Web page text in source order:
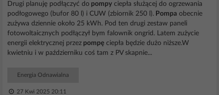
Drugi planuję podłączyć do pompy ciepła służącej do ogrzewania
podłogowego (bufor 80 l) i CUW (zbiornik 250 l). Pompa obecnie
zużywa dziennie około 25 kWh. Pod ten drugi zestaw paneli
fotowoltaicznych podłączył bym falownik ongrid. Latem zużycie
energii elektrycznej przez pompę ciepła będzie dużo niższe.W
kwietniu i w październiku coś tam z PV skapnie...
Energia Odnawialna
27 Kwi 2025 20:11